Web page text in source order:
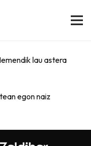
lau astera
egon naiz